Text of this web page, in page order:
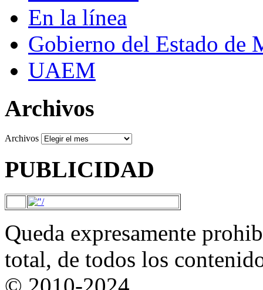
En la línea
Gobierno del Estado de
UAEM
Archivos
Archivos
PUBLICIDAD
Queda expresamente
total, de todos los